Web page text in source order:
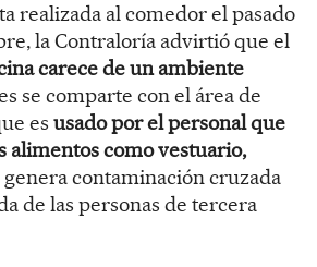
realizada al comedor el pasado
la Contraloría advirtió que el
carece de un ambiente
se comparte con el área de
es usado por el personal que
alimentos como vestuario,
contaminación cruzada
de las personas de tercera